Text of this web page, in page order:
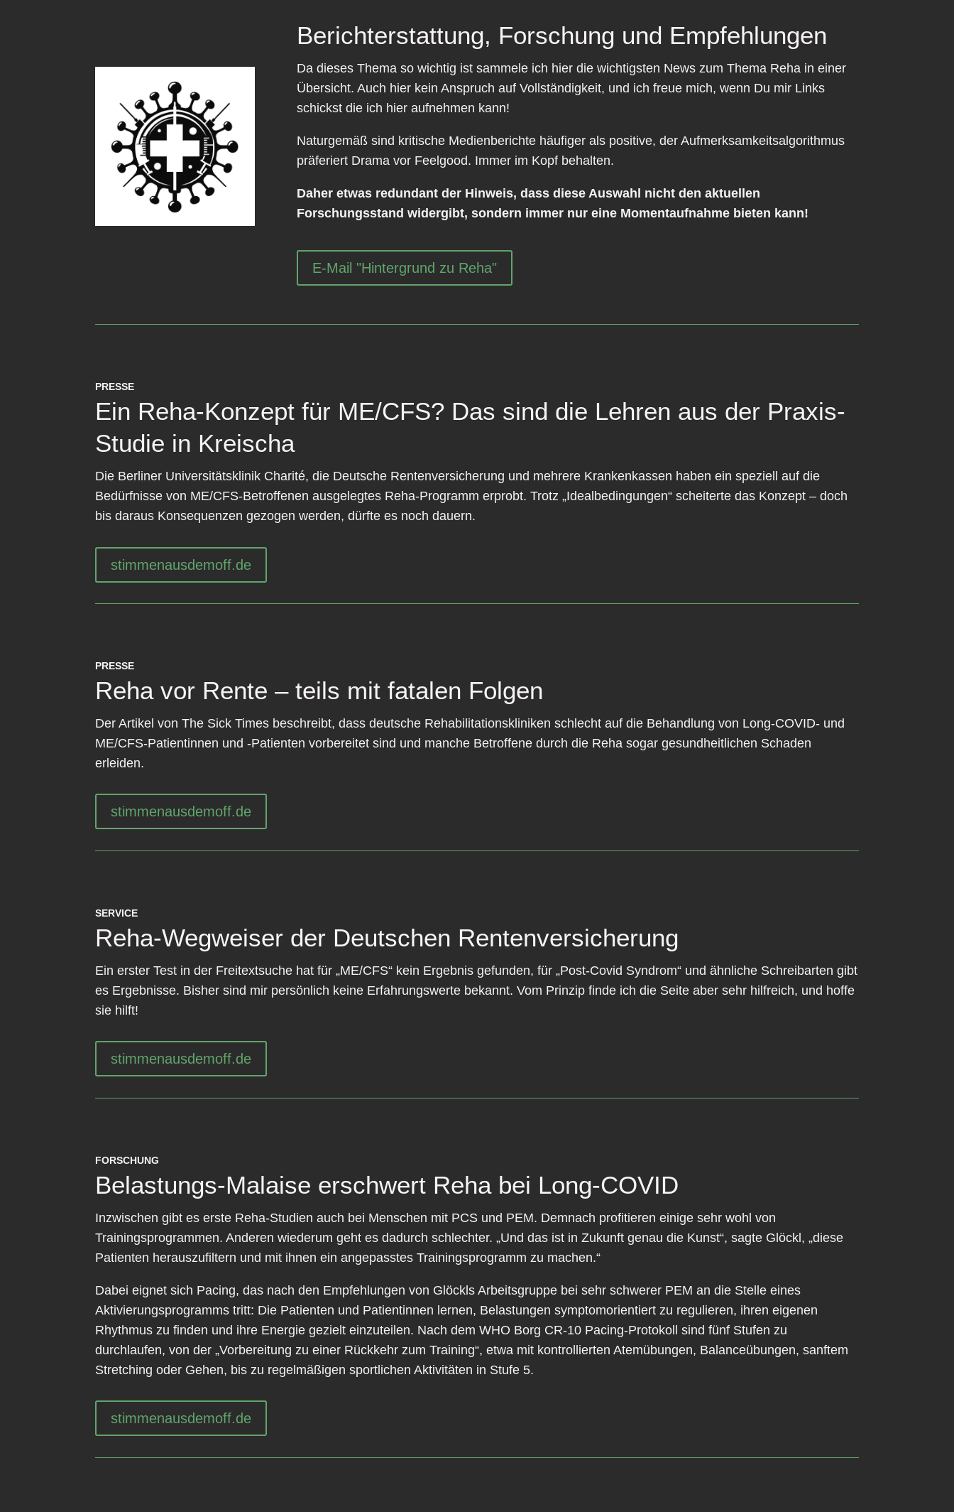
Berichterstattung, Forschung und Empfehlungen
Da dieses Thema so wichtig ist sammele ich hier die wichtigsten News zum Thema Reha in einer
Übersicht. Auch hier kein Anspruch auf Vollständigkeit, und ich freue mich, wenn Du mir Links
schickst die ich hier aufnehmen kann!
Naturgemäß sind kritische Medienberichte häufiger als positive, der Aufmerksamkeitsalgorithmus
präferiert Drama vor Feelgood. Immer im Kopf behalten.
Daher etwas redundant der Hinweis, dass diese Auswahl nicht den aktuellen
Forschungsstand widergibt, sondern immer nur eine Momentaufnahme bieten kann!
E-Mail "Hintergrund zu Reha"
PRESSE
Ein Reha-Konzept für ME/CFS? Das sind die Lehren aus der Praxis-
Studie in Kreischa
Die Berliner Universitätsklinik Charité, die Deutsche Rentenversicherung und mehrere Krankenkassen haben ein speziell auf die
Bedürfnisse von ME/CFS-Betroffenen ausgelegtes Reha-Programm erprobt. Trotz „Idealbedingungen“ scheiterte das Konzept – doch
bis daraus Konsequenzen gezogen werden, dürfte es noch dauern.
stimmenausdemoff.de
PRESSE
Reha vor Rente – teils mit fatalen Folgen
Der Artikel von The Sick Times beschreibt, dass deutsche Rehabilitationskliniken schlecht auf die Behandlung von Long-COVID- und
ME/CFS-Patientinnen und -Patienten vorbereitet sind und manche Betroffene durch die Reha sogar gesundheitlichen Schaden
erleiden.
stimmenausdemoff.de
SERVICE
Reha-Wegweiser der Deutschen Rentenversicherung
Ein erster Test in der Freitextsuche hat für „ME/CFS“ kein Ergebnis gefunden, für „Post-Covid Syndrom“ und ähnliche Schreibarten gibt
es Ergebnisse. Bisher sind mir persönlich keine Erfahrungswerte bekannt. Vom Prinzip finde ich die Seite aber sehr hilfreich, und hoffe
sie hilft!
stimmenausdemoff.de
FORSCHUNG
Belastungs-Malaise erschwert Reha bei Long-COVID
Inzwischen gibt es erste Reha-Studien auch bei Menschen mit PCS und PEM. Demnach profitieren einige sehr wohl von
Trainingsprogrammen. Anderen wiederum geht es dadurch schlechter. „Und das ist in Zukunft genau die Kunst“, sagte Glöckl, „diese
Patienten herauszufiltern und mit ihnen ein angepasstes Trainingsprogramm zu machen.“
Dabei eignet sich Pacing, das nach den Empfehlungen von Glöckls Arbeitsgruppe bei sehr schwerer PEM an die Stelle eines
Aktivierungsprogramms tritt: Die Patienten und Patientinnen lernen, Belastungen symptomorientiert zu regulieren, ihren eigenen
Rhythmus zu finden und ihre Energie gezielt einzuteilen. Nach dem WHO Borg CR-10 Pacing-Protokoll sind fünf Stufen zu
durchlaufen, von der „Vorbereitung zu einer Rückkehr zum Training“, etwa mit kontrollierten Atemübungen, Balanceübungen, sanftem
Stretching oder Gehen, bis zu regelmäßigen sportlichen Aktivitäten in Stufe 5.
stimmenausdemoff.de